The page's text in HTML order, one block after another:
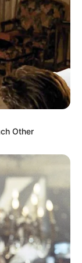
10 Baju ini
Other